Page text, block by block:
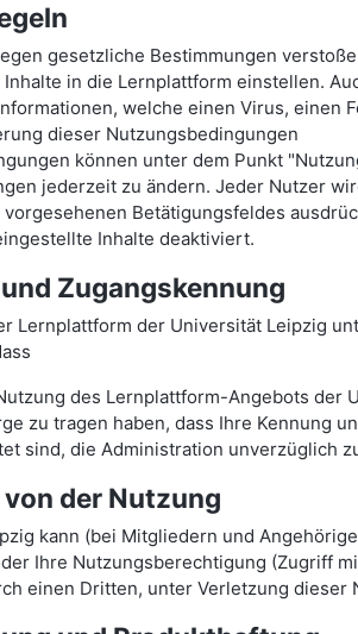
gesetzliche Bestimmungen
in die Lernplattform einstellen.
welche einen Virus, einen
dieser Nutzungsbedingungen
können unter dem Punkt
jederzeit zu ändern. Jeder Nutzer
Betätigungsfeldes
Inhalte deaktiviert.
Zugangskennung
Lernplattform der Universität Leipzig
des Lernplattform-Angebots der
zu tragen haben, dass Ihre Kennung
sind, die Administration unverzüglich
der Nutzung
kann (bei Mitgliedern und
Ihre Nutzungsberechtigung (Zugriff
einen Dritten, unter Verletzung